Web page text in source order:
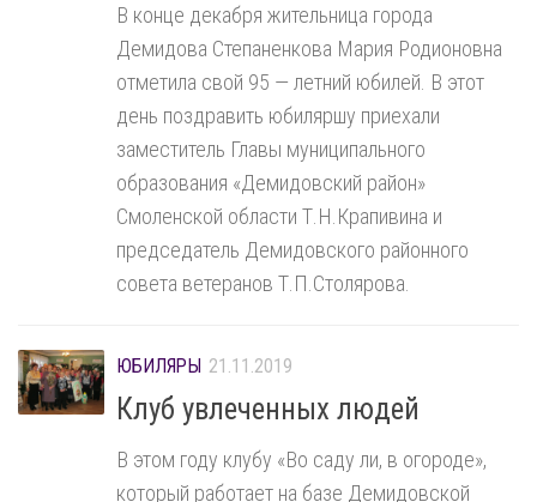
В конце декабря жительница города
Демидова Степаненкова Мария Родионовна
отметила свой 95 — летний юбилей. В этот
день поздравить юбиляршу приехали
заместитель Главы муниципального
образования «Демидовский район»
Смоленской области Т.Н.Крапивина и
председатель Демидовского районного
совета ветеранов Т.П.Столярова.
ЮБИЛЯРЫ 21.11.2019
Клуб увлеченных людей
В этом году клубу «Во саду ли, в огороде»,
который работает на базе Демидовской